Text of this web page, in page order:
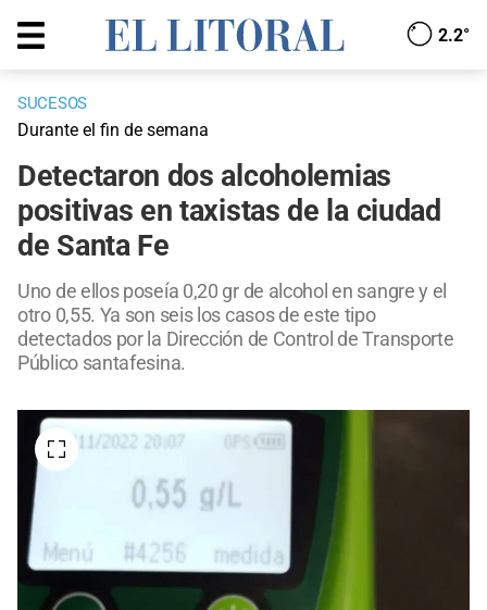
2.2°
SUCESOS
Durante el fin de semana
Detectaron dos alcoholemias
positivas en taxistas de la ciudad
de Santa Fe
Uno de ellos poseía 0,20 gr de alcohol en sangre y el
otro 0,55. Ya son seis los casos de este tipo
detectados por la Dirección de Control de Transporte
Público santafesina.